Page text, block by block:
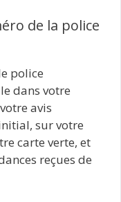
de la police
police
dans votre
avis
sur votre
carte verte, et
reçues de